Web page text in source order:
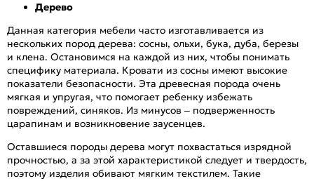
Дерево
Данная категория мебели часто изготавливается из
нескольких пород дерева: сосны, ольхи, бука, дуба, березы
и клена. Остановимся на каждой из них, чтобы понимать
специфику материала. Кровати из сосны имеют высокие
показатели безопасности. Эта древесная порода очень
мягкая и упругая, что помогает ребенку избежать
повреждений, синяков. Из минусов – подверженность
царапинам и возникновение заусенцев.
Оставшиеся породы дерева могут похвастаться изрядной
прочностью, а за этой характеристикой следует и твердость,
поэтому изделия обивают мягким текстилем. Такие